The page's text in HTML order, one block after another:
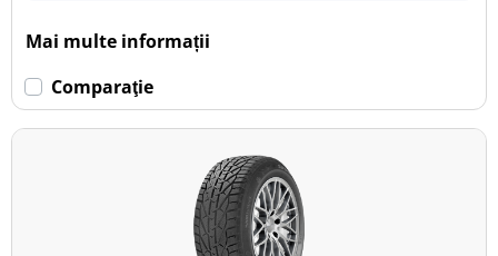
Mai multe informații
Comparaţie